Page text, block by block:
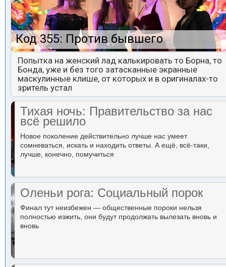
Код 355: Против бывшего
Попытка на женский лад калькировать то Борна, то
Бонда, уже и без того затасканные экранные
маскулинные клише, от которых и в оригиналах-то
зритель устал
Тихая ночь: Правительство за нас
всё решило
Новое поколение действительно лучше нас умеет
сомневаться, искать и находить ответы. А ещё, всё-таки,
лучше, конечно, помучиться
Оленьи рога: Социальный порок
Финал тут неизбежен — общественные пороки нельзя
полностью изжить, они будут продолжать вылезать вновь и
вновь